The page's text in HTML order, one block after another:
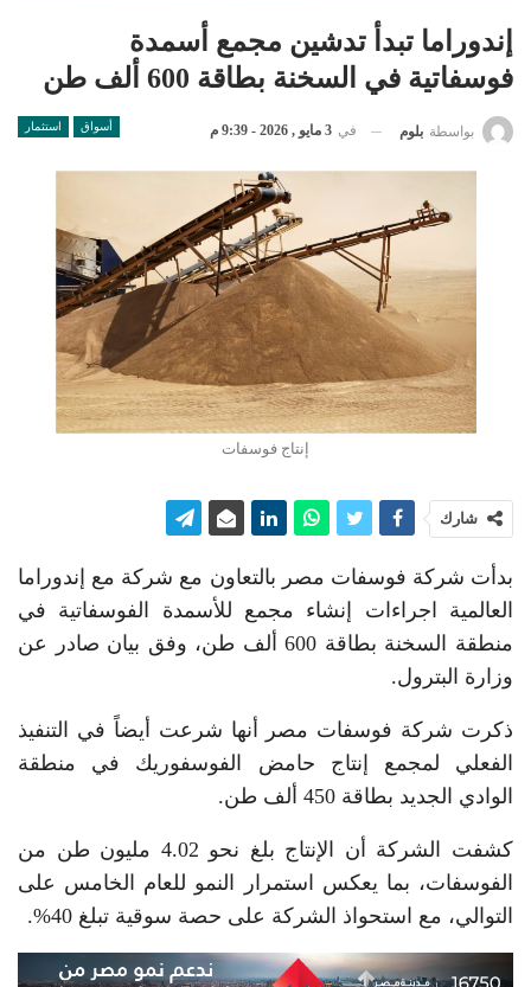
إندوراما تبدأ تدشين مجمع أسمدة
فوسفاتية في السخنة بطاقة 600 ألف طن
أسواق استثمار بواسطة بلوم في 3 مايو , 2026 - 9:39 م
إنتاج فوسفات
شارك
بدأت شركة فوسفات مصر بالتعاون مع شركة مع إندوراما
العالمية اجراءات إنشاء مجمع للأسمدة الفوسفاتية في
منطقة السخنة بطاقة 600 ألف طن، وفق بيان صادر عن
وزارة البترول.
ذكرت شركة فوسفات مصر أنها شرعت أيضاً في التنفيذ
الفعلي لمجمع إنتاج حامض الفوسفوريك في منطقة
الوادي الجديد بطاقة 450 ألف طن.
كشفت الشركة أن الإنتاج بلغ نحو 4.02 مليون طن من
الفوسفات، بما يعكس استمرار النمو للعام الخامس على
التوالي، مع استحواذ الشركة على حصة سوقية تبلغ 40%.